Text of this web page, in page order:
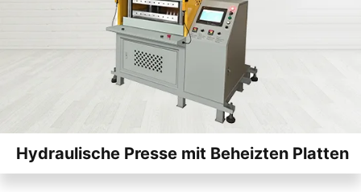
Hydraulische Presse mit Beheizten Platten